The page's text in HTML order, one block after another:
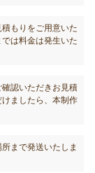
もりをご用意いた
は料金は発生いた
認いただきお見積
ましたら、本制作
まで発送いたしま